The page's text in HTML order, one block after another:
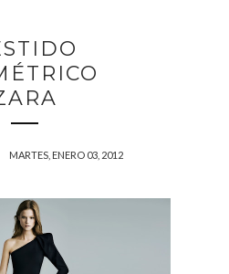
MARTES, ENERO 03, 2012